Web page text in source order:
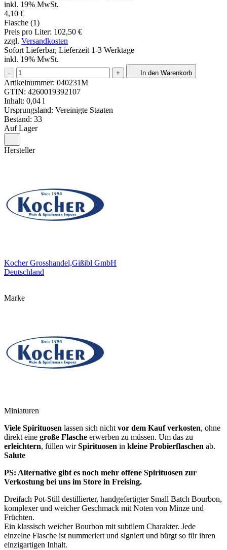
inkl. 19% MwSt.
4,10 €
Flasche (1)
Preis pro Liter: 102,50 €
zzgl. Versandkosten
Sofort Lieferbar, Lieferzeit 1-3 Werktage
inkl. 19% MwSt.
- + In den Warenkorb
Artikelnummer: 040231M
GTIN: 4260019392107
Inhalt: 0,04 l
Ursprungsland: Vereinigte Staaten
Bestand: 33
Auf Lager
Hersteller
Kocher Grosshandel,Gißibl GmbH
Deutschland
Marke
Miniaturen
Viele Spirituosen lassen sich nicht vor dem Kauf verkosten, ohne
direkt eine große Flasche erwerben zu müssen. Um das zu
erleichtern, füllen wirSpirituosen in kleine Probierflaschen ab.
Salute
PS: Alternative gibt es noch mehr offene Spirituosen zur
Verkostung bei uns im Store in Freising.
Dreifach Pot-Still destillierter, handgefertigter Small Batch Bourbon,
komplexer und weicher Geschmack mit Noten von Minze und
Früchten.
Ein klassisch weicher Bourbon mit subtilem Charakter. Jede
einzelne Flasche ist nummeriert und signiert und bürgt so für ihren
einzigartigen Inhalt.